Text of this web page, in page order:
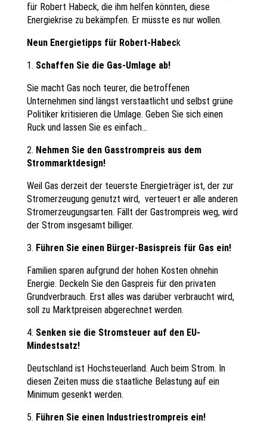
für Robert Habeck, die ihm helfen könnten, diese
Energiekrise zu bekämpfen. Er müsste es nur wollen.
Neun Energietipps für Robert-Habeck
1. Schaffen Sie die Gas-Umlage ab!
Sie macht Gas noch teurer, die betroffenen
Unternehmen sind längst verstaatlicht und selbst grüne
Politiker kritisieren die Umlage. Geben Sie sich einen
Ruck und lassen Sie es einfach…
2. Nehmen Sie den Gasstrompreis aus dem
Strommarktdesign!
Weil Gas derzeit der teuerste Energieträger ist, der zur
Stromerzeugung genutzt wird, verteuert er alle anderen
Stromerzeugungsarten. Fällt der Gastrompreis weg, wird
der Strom insgesamt billiger.
3. Führen Sie einen Bürger-Basispreis für Gas ein!
Familien sparen aufgrund der hohen Kosten ohnehin
Energie. Deckeln Sie den Gaspreis für den privaten
Grundverbrauch. Erst alles was darüber verbraucht wird,
soll zu Marktpreisen abgerechnet werden.
4. Senken sie die Stromsteuer auf den EU-
Mindestsatz!
Deutschland ist Hochsteuerland. Auch beim Strom. In
diesen Zeiten muss die staatliche Belastung auf ein
Minimum gesenkt werden.
5. Führen Sie einen Industriestrompreis ein!